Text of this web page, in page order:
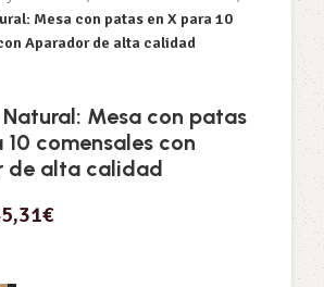
Mesa con patas en X para 10
Aparador de alta calidad
Mesa con patas
10 comensales con
de alta calidad
€